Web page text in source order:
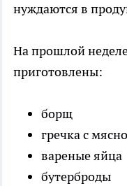
нуждаются в
На прошлой
приготовлены:
борщ
гречка с
вареные яйца
бутерброды